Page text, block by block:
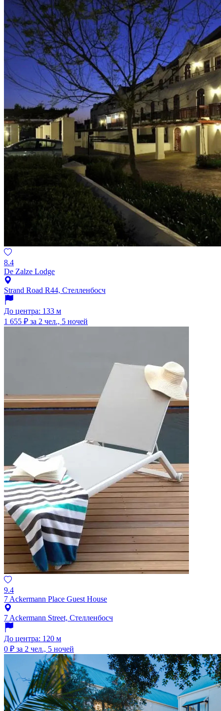
8.4
De Zalze Lodge
Strand Road R44, Стелленбосч
До центра: 133 м
1 655 ₽ за 2 чел., 5 ночей
9.4
7 Ackermann Place Guest House
7 Ackermann Street, Стелленбосч
До центра: 120 м
0 ₽ за 2 чел., 5 ночей